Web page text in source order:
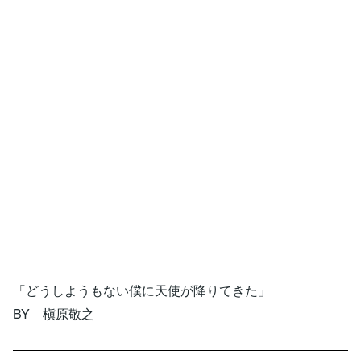
「どうしようもない僕に天使が降りてきた」
BY 槇原敬之